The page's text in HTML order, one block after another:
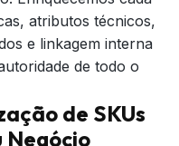
atributos técnicos,
e linkagem interna
de todo o
de SKUs
Negócio